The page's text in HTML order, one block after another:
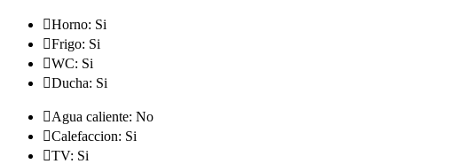
Horno: Si
Frigo: Si
WC: Si
Ducha: Si
Agua caliente: No
Calefaccion: Si
TV: Si